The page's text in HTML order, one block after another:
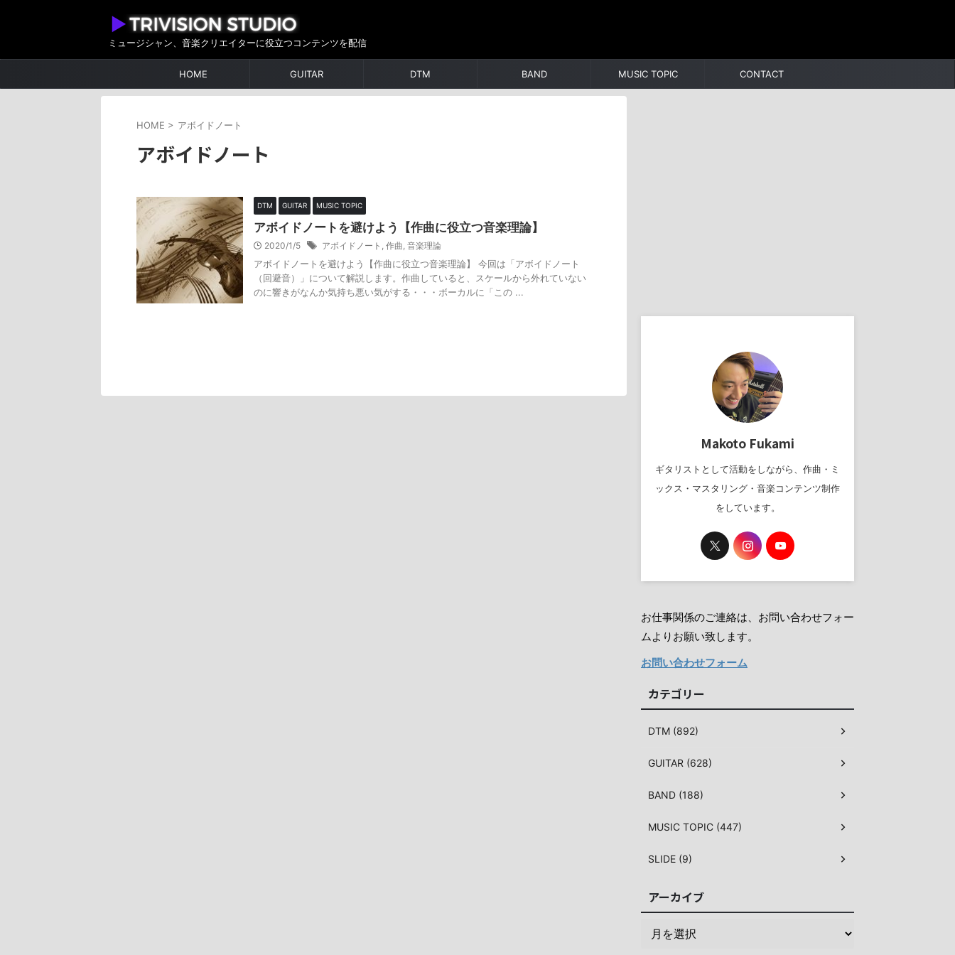
ミュージシャン、音楽クリエイターに役立つコンテンツを配信
HOME GUITAR DTM BAND MUSIC TOPIC CONTACT
HOME > アボイドノート
アボイドノート
DTM GUITAR MUSIC TOPIC
アボイドノートを避けよう【作曲に役立つ音楽理論】
2020/1/5 アボイドノート , 作曲, 音楽理論
アボイドノートを避けよう【作曲に役立つ音楽理論】 今回は「アボイドノート
（回避音）」について解説します。作曲していると、スケールから外れていない
のに響きがなんか気持ち悪い気がする・・・ボーカルに「この ...
Makoto Fukami
ギタリストとして活動をしながら、作曲・ミ
ックス・マスタリング・音楽コンテンツ制作
をしています。
お仕事関係のご連絡は、お問い合わせフォー
ムよりお願い致します。
お問い合わせフォーム
カテゴリー
DTM (892)
GUITAR (628)
BAND (188)
MUSIC TOPIC (447)
SLIDE (9)
アーカイブ